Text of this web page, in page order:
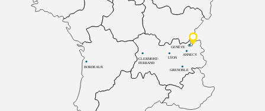
BORDEAUX
CLERMONT-
FERRAND
LYON
ANNECY
GRENOBLE
GENÈVE